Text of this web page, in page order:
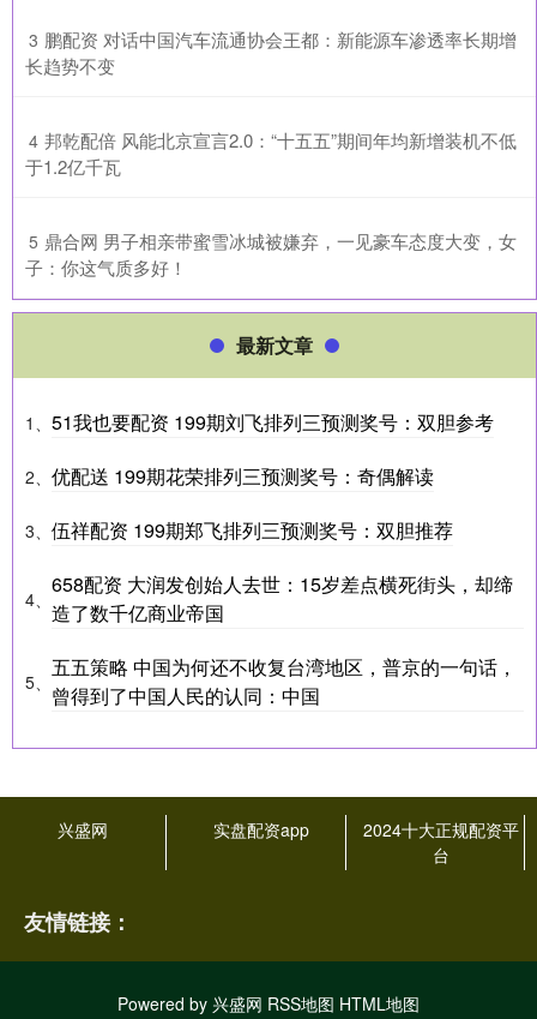
3 ​鹏配资 对话中国汽车流通协会王都：新能源车渗透率长期增
长趋势不变
4 ​邦乾配倍 风能北京宣言2.0：“十五五”期间年均新增装机不低
于1.2亿千瓦
5 ​鼎合网 男子相亲带蜜雪冰城被嫌弃，一见豪车态度大变，女
子：你这气质多好！
最新文章
1、 51我也要配资 199期刘飞排列三预测奖号：双胆参考
2、 优配送 199期花荣排列三预测奖号：奇偶解读
3、 伍祥配资 199期郑飞排列三预测奖号：双胆推荐
4、
658配资 大润发创始人去世：15岁差点横死街头，却缔
造了数千亿商业帝国
5、
五五策略 中国为何还不收复台湾地区，普京的一句话，
曾得到了中国人民的认同：中国
兴盛网 实盘配资app
2024十大正规配资平
台
友情链接：
Powered by 兴盛网 RSS地图 HTML地图